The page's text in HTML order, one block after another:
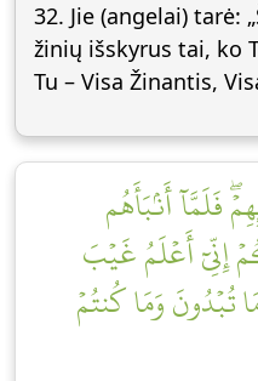
32. Jie (angelai) tarė:
žinių išskyrus tai, ko
Tu – Visa Žinantis,
فَلَمَّآ أَنۢبَأَهُم
إِنِّيٓ أَعۡلَمُ غَيۡبَ
تُبۡدُونَ وَمَا كُنتُمۡ